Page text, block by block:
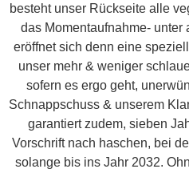
besteht unser Rückseite alle
das Momentaufnahme- unter
eröffnet sich denn eine
unser mehr & weniger
sofern es ergo geht,
Schnappschuss & unserem
garantiert zudem, sieben
Vorschrift nach haschen, bei
solange bis ins Jahr 2032.